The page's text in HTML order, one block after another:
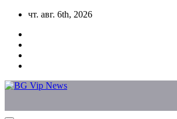
Skip
content
чт. авг. 6th, 2026